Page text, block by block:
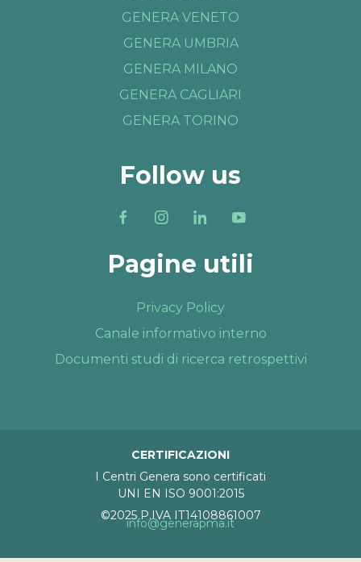
GENERA VENETO
GENERA UMBRIA
GENERA MILANO
GENERA CAGLIARI
GENERA TORINO
Follow us
Pagine utili
Privacy Policy
Canale informativo interno
Documenti studi di ricerca retrospettivi
CERTIFICAZIONI
I Centri Genera sono certificati
UNI EN ISO 9001:2015
©2025 P.IVA IT14108861007
info@generapma.it